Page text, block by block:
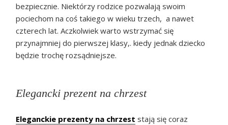
bezpiecznie. Niektórzy rodzice pozwalają swoim
pociechom na coś takiego w wieku trzech, a nawet
czterech lat. Aczkolwiek warto wstrzymać się
przynajmniej do pierwszej klasy,. kiedy jednak dziecko
będzie trochę rozsądniejsze.
Elegancki prezent na chrzest
Eleganckie prezenty na chrzest stają się coraz